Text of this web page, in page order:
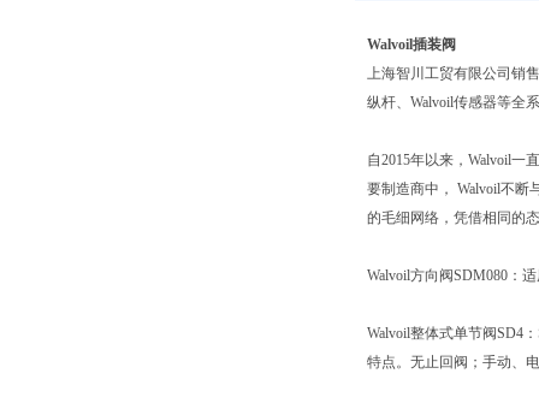
Walvoil插装阀
上海智川工贸有限公司销
纵杆、Walvoil传感器等全
自2015年以来，Walvoil一
要制造商中， Walvoil不断
的毛细网络，凭借相同的
Walvoil方向阀SDM080：
Walvoil整体式单节阀SD4
特点。无止回阀；手动、